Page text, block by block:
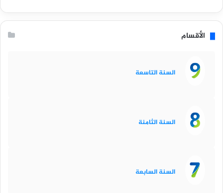
الأقسام
السنة التاسعة
السنة الثامنة
السنة السابعة